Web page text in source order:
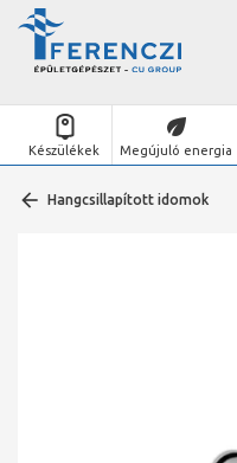
Készülékek Megújuló energia
Hangcsillapított idomok